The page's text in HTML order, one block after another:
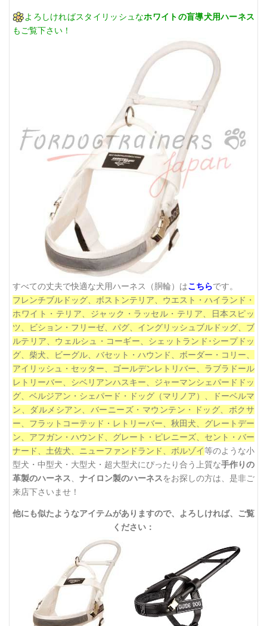
よろしければスタイリッシュなホワイトの盲導犬用ハーネス
もご覧下さい！
すべての丈夫で快適な犬用ハーネス（胴輪）はこちらです。
フレンチブルドッグ、ボストンテリア、 ウエスト・ハイランド・
ホワイト・テリア、 ジャック・ラッセル・テリア、
日本スピッ
ツ、
ビション・フリーゼ、パグ、イングリッシュブルドッグ、ブ
ルテリア、 ウェルシュ・コーギー、 シェットランド･シープドッ
グ、柴犬、ビーグル、 バセット・ハウンド、 ボーダー・コリー、
アイリッシュ・セッター、ゴールデンレトリバー、ラブラドール
レトリーバー、シベリアンハスキー、ジャーマンシェパードドッ
グ、ベルジアン・シェパード・ドッグ（マリノア）、ドーベルマ
ン、ダルメシアン、 バーニーズ・マウンテン・ドッグ、ボクサ
ー、 フラットコーテッド・レトリーバー、秋田犬、グレートデー
ン、 アフガン・ハウンド、 グレート・ピレニーズ、セント・バー
ナード、土佐犬、ニューファンドランド、ボルゾイ等のような小
型犬・中型犬・大型犬・超大型犬にぴったり合う上質な手作りの
革製のハーネス
ナイロン製のハーネスをお探しの方は、是非ご
来店下さいませ！
他にも似たようなアイテムがありますので、よろしければ、ご覧
ください：